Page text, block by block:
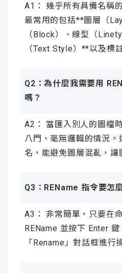
A1： 幾乎所有具備名稱
最常用的包括**圖層（
（Block）、線型（
（Text Style）**以及標
Q2：為什麼我需要用
嗎？
A2： 當匯入別人的圖檔
八門、毫無邏輯的情況。
名，能避免圖層混亂，讓
Q3：REName 指令要怎
A3： 非常簡單，只要在
REName 並按下 Enter
「Rename」對話框進行